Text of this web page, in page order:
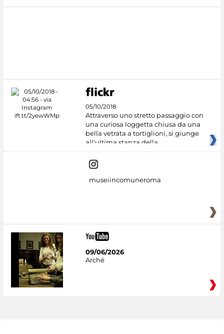
05/10/2018
Attraverso uno stretto passaggio con
una curiosa loggetta chiusa da una
bella vetrata a tortiglioni, si giunge
all'ultima stanza della
museiincomuneroma
09/06/2026
Arché